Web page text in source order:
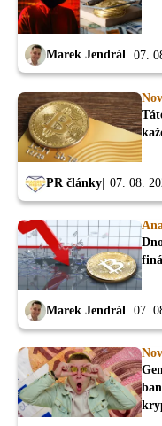
Marek Jendrál 07.
PR články 07. 08.
Marek Jendrál 07.